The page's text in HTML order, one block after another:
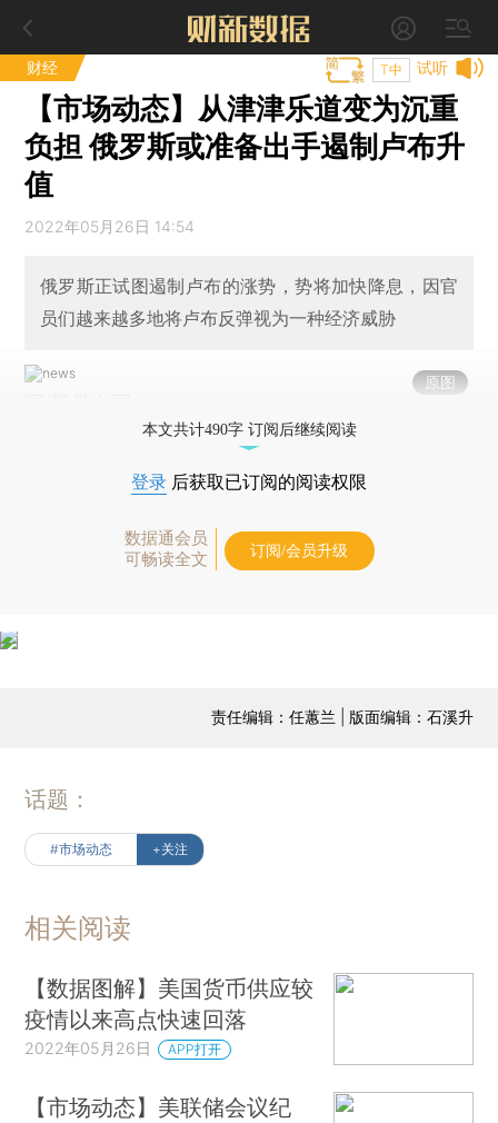
财经 试听
T中
【市场动态】从津津乐道变为沉重
负担 俄罗斯或准备出手遏制卢布升
值
2022年05月26日 14:54
俄罗斯正试图遏制卢布的涨势，势将加快降息，因官
员们越来越多地将卢布反弹视为一种经济威胁
原图
本文共计490字 订阅后继续阅读
登录 后获取已订阅的阅读权限
数据通会员
可畅读全文
订阅/会员升级
责任编辑：任蕙兰 | 版面编辑：石溪升
话题：
#市场动态 +关注
相关阅读
【数据图解】美国货币供应较
疫情以来高点快速回落
2022年05月26日 APP打开
【市场动态】美联储会议纪